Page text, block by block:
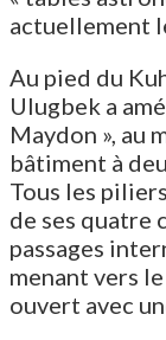
actuellement
Au pied du
Ulugbek a
Maydon », au
bâtiment à
Tous les
de ses quatre
passages
menant vers
ouvert avec